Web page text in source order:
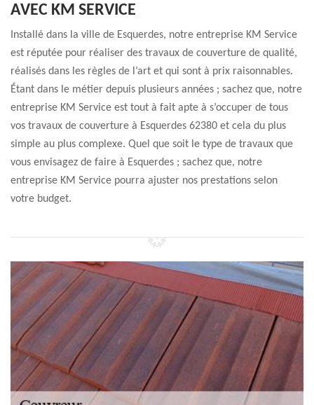
AVEC KM SERVICE
Installé dans la ville de Esquerdes, notre entreprise KM Service
est réputée pour réaliser des travaux de couverture de qualité,
réalisés dans les règles de l’art et qui sont à prix raisonnables.
Étant dans le métier depuis plusieurs années ; sachez que, notre
entreprise KM Service est tout à fait apte à s’occuper de tous
vos travaux de couverture à Esquerdes 62380 et cela du plus
simple au plus complexe. Quel que soit le type de travaux que
vous envisagez de faire à Esquerdes ; sachez que, notre
entreprise KM Service pourra ajuster nos prestations selon
votre budget.